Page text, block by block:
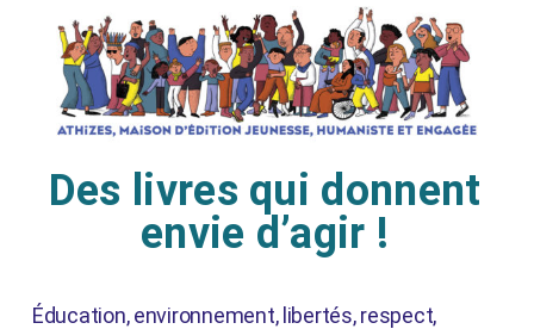
Des livres qui donnent
envie d’agir !
Éducation, environnement, libertés, respect,